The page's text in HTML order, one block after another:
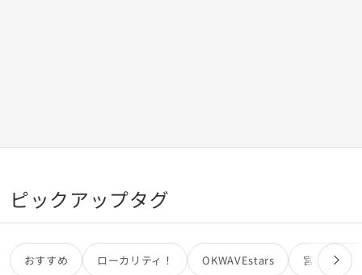
ピックアップタグ
おすすめ ローカリティ！ OKWAVEstars 宮田カオリ